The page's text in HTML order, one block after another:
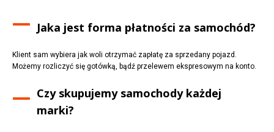
Jaka jest forma płatności za samochód?
Klient sam wybiera jak woli otrzymać zapłatę za sprzedany pojazd.
Możemy rozliczyć się gotówką, bądź przelewem ekspresowym na konto.
Czy skupujemy samochody każdej
marki?